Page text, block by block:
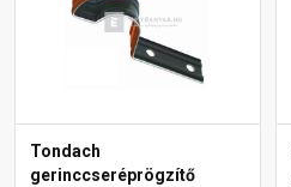
Tondach
gerinccseréprögzítő